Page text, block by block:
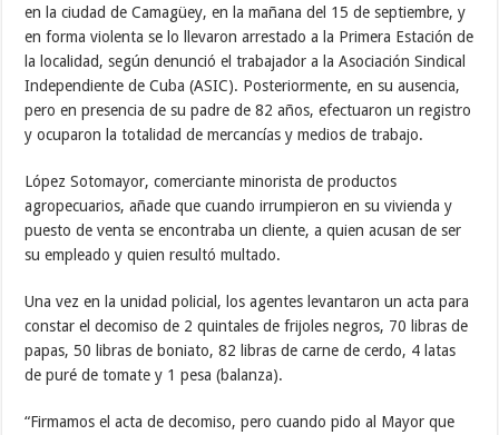
en la ciudad de Camagüey, en la mañana del 15 de septiembre, y
en forma violenta se lo llevaron arrestado a la Primera Estación de
la localidad, según denunció el trabajador a la Asociación Sindical
Independiente de Cuba (ASIC). Posteriormente, en su ausencia,
pero en presencia de su padre de 82 años, efectuaron un registro
y ocuparon la totalidad de mercancías y medios de trabajo.
López Sotomayor, comerciante minorista de productos
agropecuarios, añade que cuando irrumpieron en su vivienda y
puesto de venta se encontraba un cliente, a quien acusan de ser
su empleado y quien resultó multado.
Una vez en la unidad policial, los agentes levantaron un acta para
constar el decomiso de 2 quintales de frijoles negros, 70 libras de
papas, 50 libras de boniato, 82 libras de carne de cerdo, 4 latas
de puré de tomate y 1 pesa (balanza).
“Firmamos el acta de decomiso, pero cuando pido al Mayor que